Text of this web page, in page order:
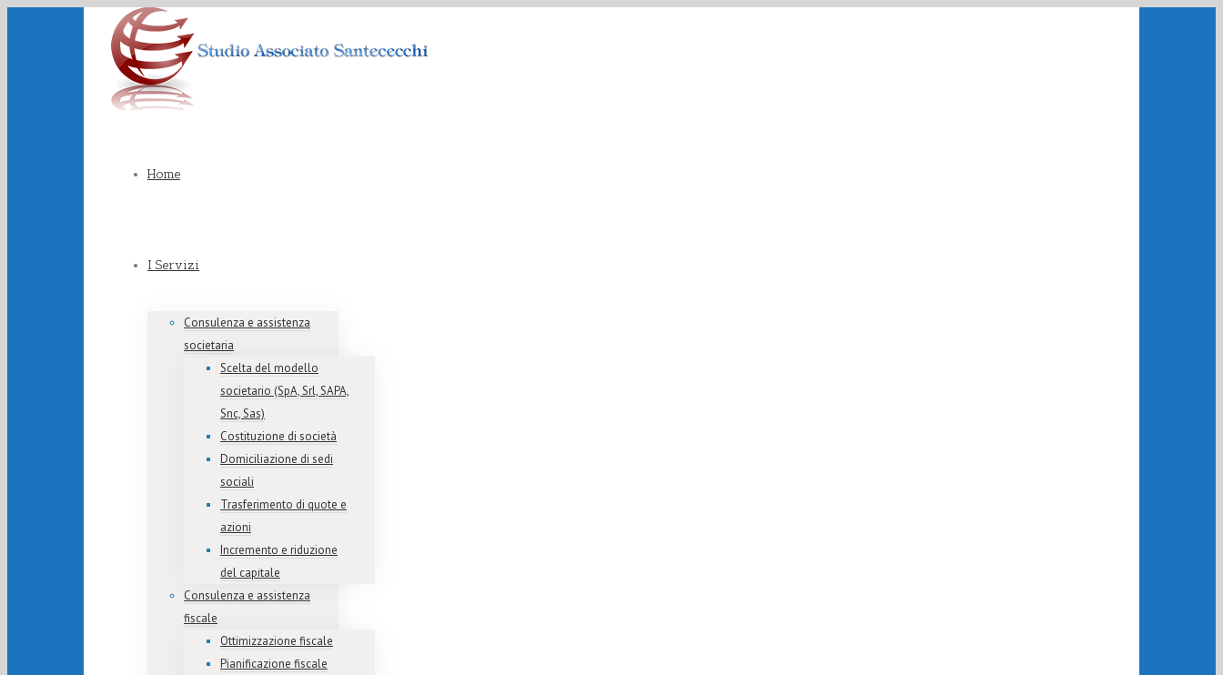
Home
I Servizi
Consulenza e assistenza
societaria
Scelta del modello
societario (SpA, Srl, SAPA,
Snc, Sas)
Costituzione di società
Domiciliazione di sedi
sociali
Trasferimento di quote e
azioni
Incremento e riduzione
del capitale
Consulenza e assistenza
fiscale
Ottimizzazione fiscale
Pianificazione fiscale